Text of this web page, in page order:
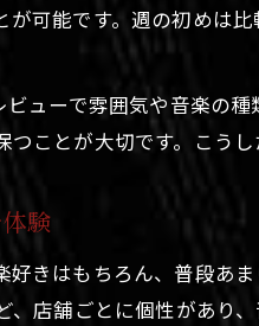
ミュージッ
バー初心者
DJバーで音
札幌レコー
生演奏バー
札幌音楽バ
可能です。週の初めは
ューで雰囲気や音楽の
ことが大切です。こう
験
きはもちろん、普段あ
店舗ごとに個性があり、